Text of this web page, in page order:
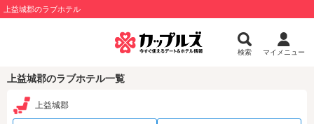
上益城郡のラブホテル
検索 マイメニュー
上益城郡のラブホテル一覧
上益城郡